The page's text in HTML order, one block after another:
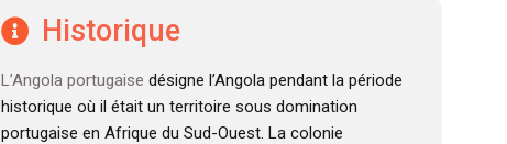
Historique
L’Angola portugaise désigne l’Angola pendant la période
historique où il était un territoire sous domination
portugaise en Afrique du Sud-Ouest. La colonie